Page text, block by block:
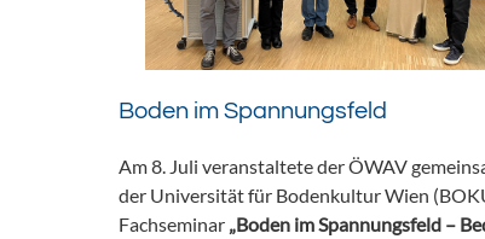
Boden im Spannungsfeld
Am 8. Juli veranstaltete der ÖWAV
der Universität für Bodenkultur Wien
Fachseminar „Boden im Spannungsfeld –